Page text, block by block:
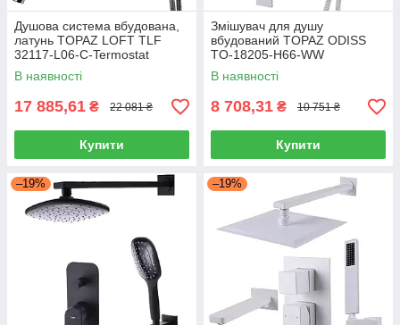
Душова система вбудована,
латунь TOPAZ LOFT TLF
32117-L06-C-Termostat
В наявності
17 885,61 ₴ 22 081 ₴
Купити
Змішувач для душу
вбудований TOPAZ ODISS
TO-18205-H66-WW
В наявності
8 708,31 ₴ 10 751 ₴
Купити
–19% –19%